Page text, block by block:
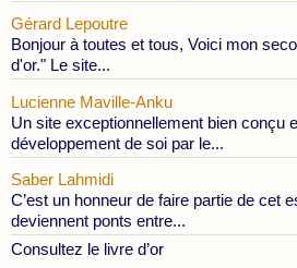
Gérard Lepoutre
Bonjour à toutes et tous, Voici mon
d'or." Le site...
Lucienne Maville-Anku
Un site exceptionnellement bien conçu
développement de soi par le...
Saber Lahmidi
C’est un honneur de faire partie de cet
deviennent ponts entre...
Consultez le livre d’or